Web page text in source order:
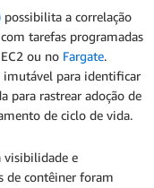
possibilita a correlação
tarefas programadas
ou no Fargate.
para identificar
para rastrear adoção de
de ciclo de vida.
visibilidade e
de contêiner foram